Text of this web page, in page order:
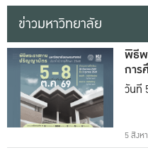
ข่าวมหาวิทยาลัย
พิธีพ
การ
วันที่
5 สิงห